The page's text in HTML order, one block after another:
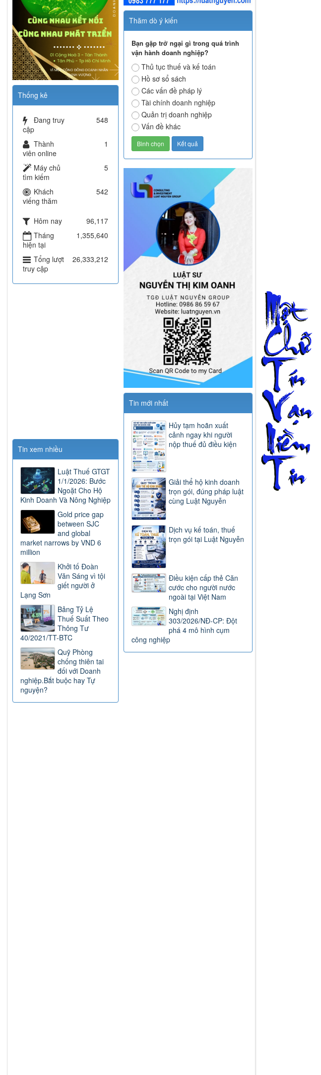
Thăm dò ý kiến
Bạn gặp trở ngại gì trong quá trình
vận hành doanh nghiệp?
Thủ tục thuế và kế toán
Hồ sơ sổ sách
Các vấn đề pháp lý
Tài chính doanh nghiệp
Quản trị doanh nghiệp
Vấn đề khác
Tin mới nhất
Hủy tạm hoãn xuất
cảnh ngay khi người
nộp thuế đủ điều kiện
Giải thể hộ kinh doanh
trọn gói, đúng pháp luật
cùng Luật Nguyễn
Dịch vụ kế toán, thuế
trọn gói tại Luật Nguyễn
Điều kiện cấp thẻ Căn
cước cho người nước
ngoài tại Việt Nam
Nghị định
303/2026/NĐ-CP: Đột
phá 4 mô hình cụm
công nghiệp
Thống kê
Đang truy
cập
548
Thành
viên online
1
Máy chủ
tìm kiếm
5
Khách
viếng thăm
542
Hôm nay
96,117
Tháng
hiện tại
1,355,640
Tổng lượt
truy cập
26,333,212
Tin xem nhiều
Luật Thuế GTGT
1/1/2026: Bước
Ngoặt Cho Hộ
Kinh Doanh Và Nông Nghiệp
Gold price gap
between SJC
and global
market narrows by VND 6
million
Khởi tố Đoàn
Văn Sáng vì tội
giết người ở
Lạng Sơn
Bảng Tỷ Lệ
Thuế Suất Theo
Thông Tư
40/2021/TT-BTC
Quỹ Phòng
chống thiên tai
đối với Doanh
nghiệp.Bắt buộc hay Tự
nguyện?